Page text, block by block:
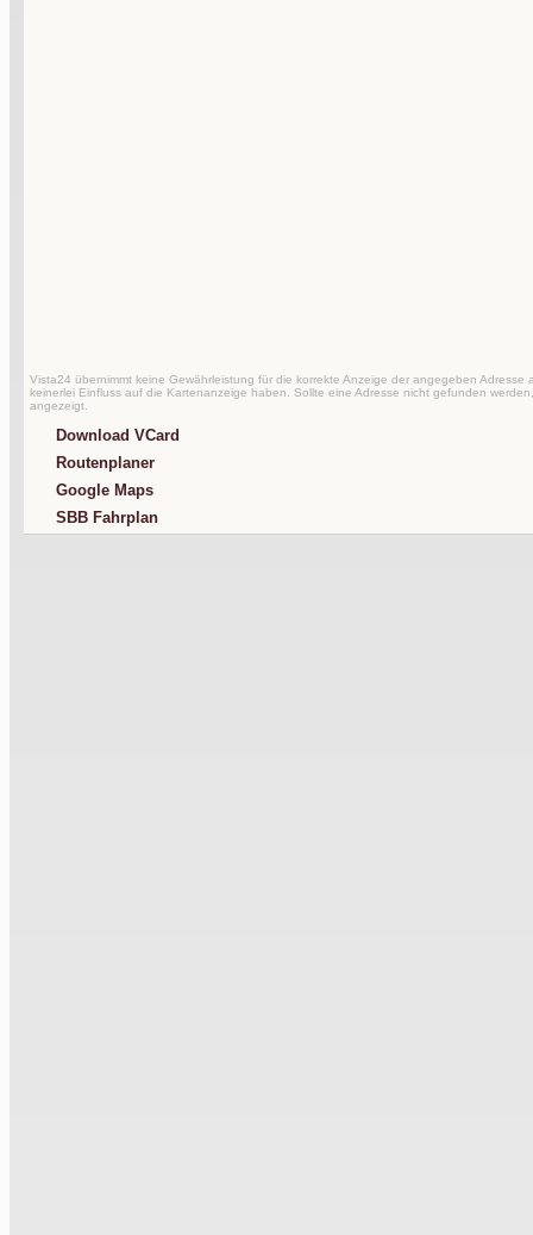
Vista24 übernimmt keine Gewährleistung für die korrekte Anzeige der angegeben Adresse
keinerlei Einfluss auf die Kartenanzeige haben. Sollte eine Adresse nicht gefunden
angezeigt.
Download VCard
Routenplaner
Google Maps
SBB Fahrplan